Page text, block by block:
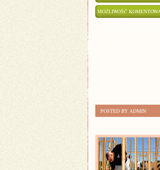
MOŻLIWOŚĆ
POSTED BY ADMIN